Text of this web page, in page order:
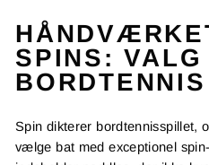
SPINS: VALG
BORDTENNIS
Spin dikterer bordtennisspillet,
vælge bat med exceptionel